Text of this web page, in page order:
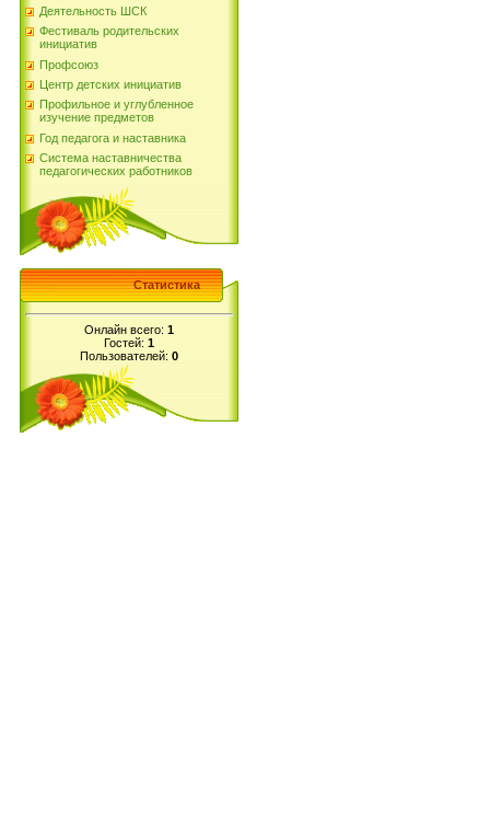
Деятельность ШСК
Фестиваль родительских
инициатив
Профсоюз
Центр детских инициатив
Профильное и углубленное
изучение предметов
Год педагога и наставника
Система наставничества
педагогических работников
Статистика
Онлайн всего: 1
Гостей: 1
Пользователей: 0